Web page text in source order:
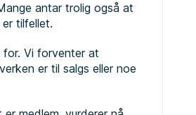
antar trolig også at
tilfellet.
Vi forventer at
er til salgs eller noe